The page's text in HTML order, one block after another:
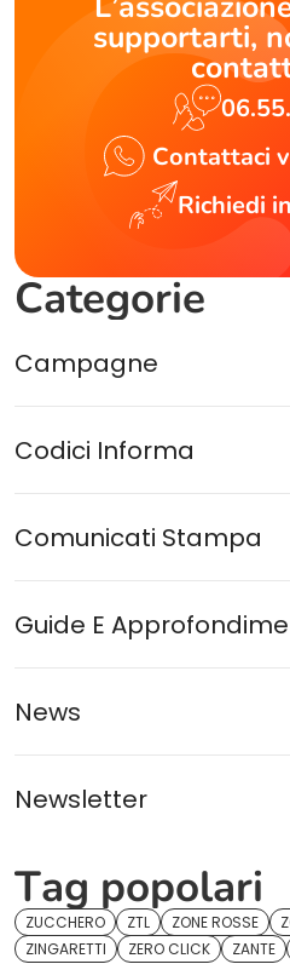
supportarti,
Contattaci
Richiedi
Categorie
Campagne
Codici Informa
Comunicati Stampa
Guide E
News
Newsletter
Tag popolari
ZUCCHERO ZTL ZONE ROSSE
ZINGARETTI
ZERO CLICK ZANTE